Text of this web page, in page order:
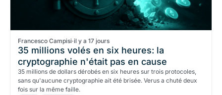
Francesco Campisi·il y a 17 jours
35 millions volés en six heures: la
cryptographie n'était pas en cause
35 millions de dollars dérobés en six heures sur trois protocoles,
sans qu'aucune cryptographie ait été brisée. Verus a chuté deux
fois sur la même faille.